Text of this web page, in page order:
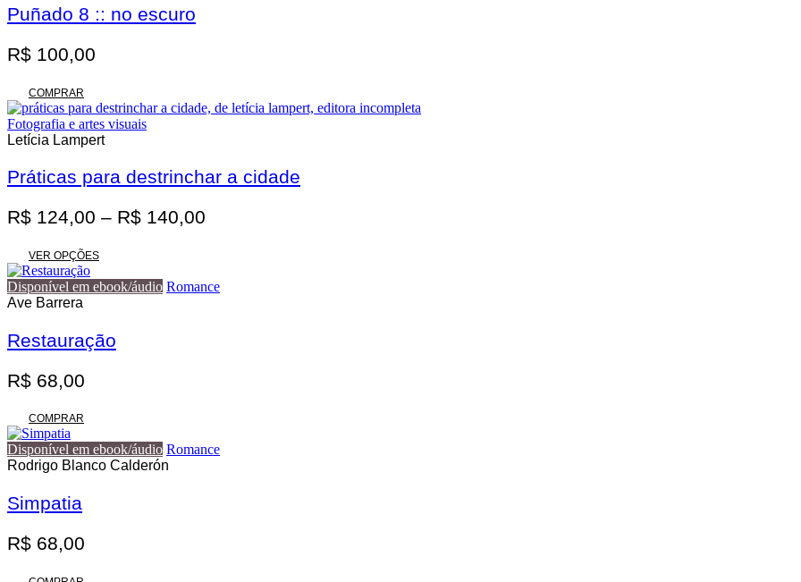
Puñado 8 :: no escuro
R$ 100,00
COMPRAR
Fotografia e artes visuais
Letícia Lampert
Práticas para destrinchar a cidade
R$ 124,00 – R$ 140,00
R$ 124,00
VER OPÇÕES
tem
do
produto
Disponível em ebook/áudio Romance
Ave Barrera
Restauração
R$ 68,00
COMPRAR
Disponível em ebook/áudio Romance
Rodrigo Blanco Calderón
Simpatia
R$ 68,00